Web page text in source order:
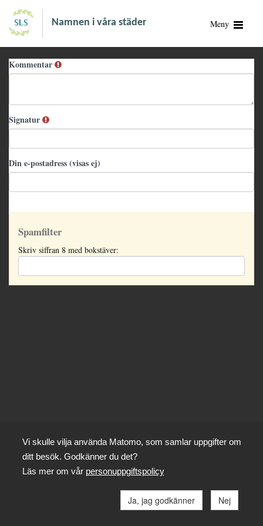
Namnen i våra städer Meny
Kommentar
Signatur
Din e-postadress (visas ej)
Spamfilter
Skriv siffran 8 med bokstäver:
Vi skulle vilja använda Matomo, som samlar uppgifter om
ditt besök. Godkänner du det?
Läs mer om vår personuppgiftspolicy
Ja, jag godkänner Nej